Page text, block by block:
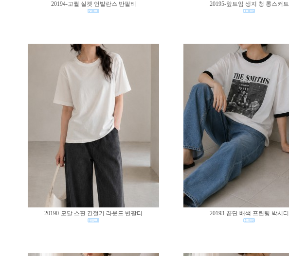
20194-고퀄 실켓 언발란스 반팔티 20195-앞트임 생지 청 롱스커트
20190-모달 스판 간절기 라운드 반팔티 20193-끝단 배색 프린팅 박시티